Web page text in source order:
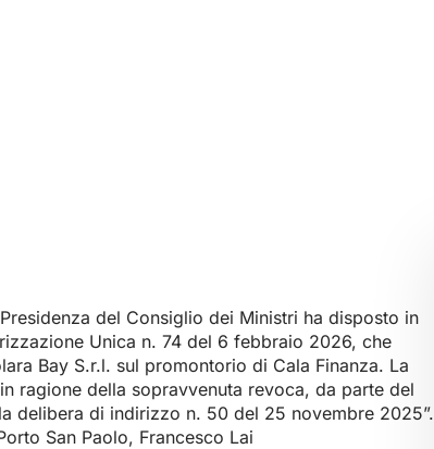
del Consiglio dei Ministri ha disposto in
Unica n. 74 del 6 febbraio 2026, che
Bay S.r.l. sul promontorio di Cala Finanza. La
ragione della sopravvenuta revoca, da parte del
delibera di indirizzo n. 50 del 25 novembre 2025”.
San Paolo, Francesco Lai